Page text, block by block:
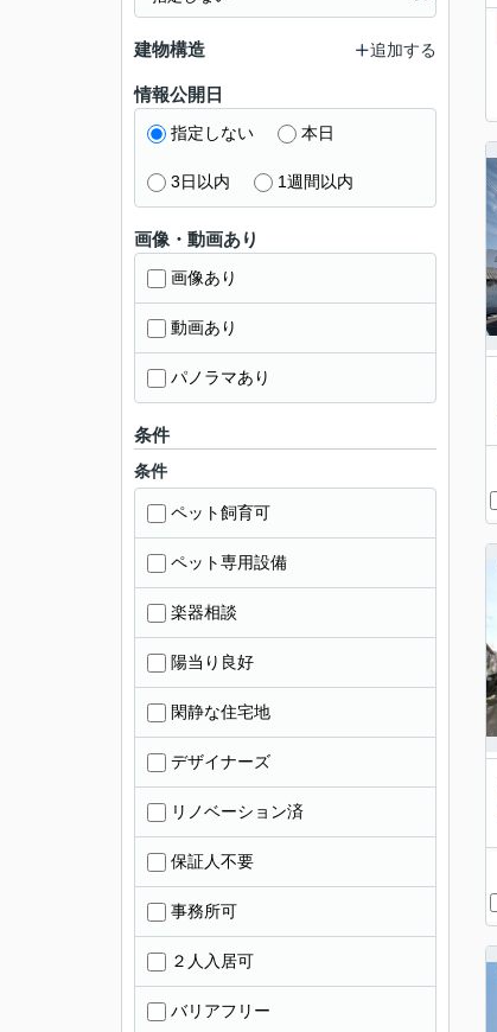
建物構造 追加する
情報公開日
指定しない 本日
3日以内 1週間以内
画像・動画あり
画像あり
動画あり
パノラマあり
条件
条件
ペット飼育可
ペット専用設備
楽器相談
陽当り良好
閑静な住宅地
デザイナーズ
リノベーション済
保証人不要
事務所可
２人入居可
バリアフリー